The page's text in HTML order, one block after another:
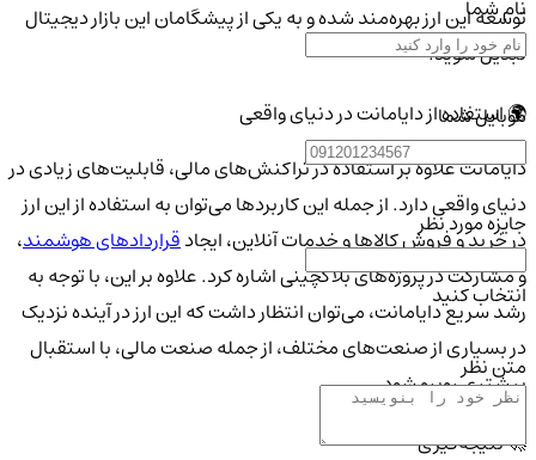
توسعه این ارز بهره‌مند شده و به یکی از پیشگامان این بازار دیجیتال
تبدیل شوید.
🌍 استفاده از دایامانت در دنیای واقعی
دایامانت علاوه بر استفاده در تراکنش‌های مالی، قابلیت‌های زیادی در
دنیای واقعی دارد. از جمله این کاربردها می‌توان به استفاده از این ارز
در خرید و فروش کالاها و خدمات آنلاین، ایجادقراردادهای هوشمند،
و مشارکت در پروژه‌های بلاکچینی اشاره کرد. علاوه بر این، با توجه به
رشد سریع دایامانت، می‌توان انتظار داشت که این ارز در آینده نزدیک
در بسیاری از صنعت‌های مختلف، از جمله صنعت مالی، با استقبال
بیشتری روبرو شود.
🚀 نتیجه‌گیری
نام شما
موبایل شما
جایزه مورد نظر
انتخاب کنید
متن نظر